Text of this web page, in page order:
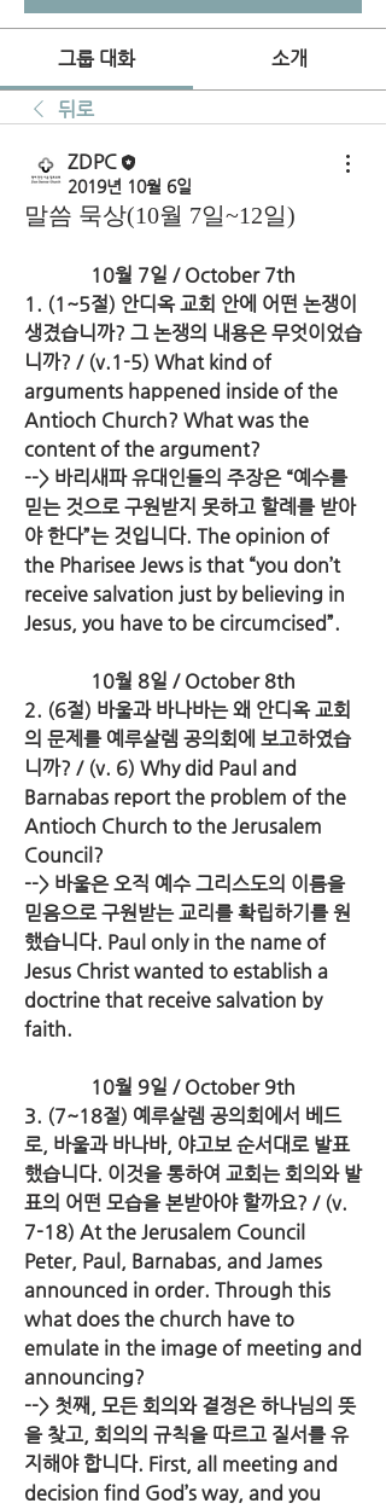
그룹 대화 소개
뒤로
ZDPC
2019년 10월 6일
말씀 묵상(10월 7일~12일)
10월 7일 / October 7th
1. (1~5절) 안디옥 교회 안에 어떤 논쟁이
생겼습니까? 그 논쟁의 내용은 무엇이었습
니까? / (v.1-5) What kind of
arguments happened inside of the
Antioch Church? What was the
content of the argument?
--> 바리새파 유대인들의 주장은 “예수를
믿는 것으로 구원받지 못하고 할례를 받아
야 한다”는 것입니다. The opinion of
the Pharisee Jews is that “you don’t
receive salvation just by believing in
Jesus, you have to be circumcised”.
10월 8일 / October 8th
2. (6절) 바울과 바나바는 왜 안디옥 교회
의 문제를 예루살렘 공의회에 보고하였습
니까? / (v. 6) Why did Paul and
Barnabas report the problem of the
Antioch Church to the Jerusalem
Council?
--> 바울은 오직 예수 그리스도의 이름을
믿음으로 구원받는 교리를 확립하기를 원
했습니다. Paul only in the name of
Jesus Christ wanted to establish a
doctrine that receive salvation by
faith.
10월 9일 / October 9th
3. (7~18절) 예루살렘 공의회에서 베드
로, 바울과 바나바, 야고보 순서대로 발표
했습니다. 이것을 통하여 교회는 회의와 발
표의 어떤 모습을 본받아야 할까요? / (v.
7-18) At the Jerusalem Council
Peter, Paul, Barnabas, and James
announced in order. Through this
what does the church have to
emulate in the image of meeting and
announcing?
--> 첫째, 모든 회의와 결정은 하나님의 뜻
을 찾고, 회의의 규칙을 따르고 질서를 유
지해야 합니다. First, all meeting and
decision find God’s way, and you